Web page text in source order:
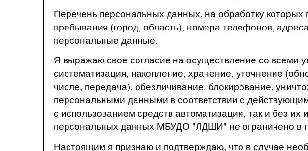
Перечень персональных данных, на обработку
пребывания (город, область), номера телефонов,
персональные данные.
Я выражаю свое согласие на осуществление со
систематизация, накопление, хранение, уточнение
числе, передача), обезличивание, блокирование,
персональными данными в соответствии с
с использованием средств автоматизации, так и без
персональных данных МБУДО "ЛДШИ" не ограничено в
Настоящим я признаю и подтверждаю, что в случае